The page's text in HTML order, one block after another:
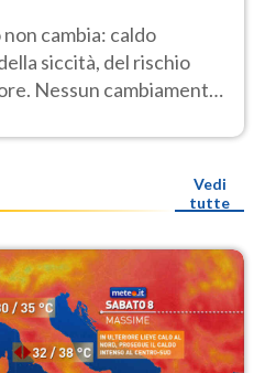
cambia: caldo
siccità, del rischio
Nessun cambiamento
Vedi
tutte